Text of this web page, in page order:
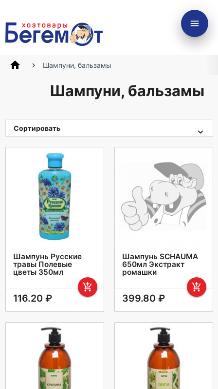
menu
home Шампуни, бальзамы
Шампуни, бальзамы
Сортировать
Шампунь Русские
травы Полевые
цветы 350мл
add_shopping_cart
116.20 ₽
Шампунь SCHAUMA
650мл Экстракт
ромашки
add_shopping_cart
399.80 ₽